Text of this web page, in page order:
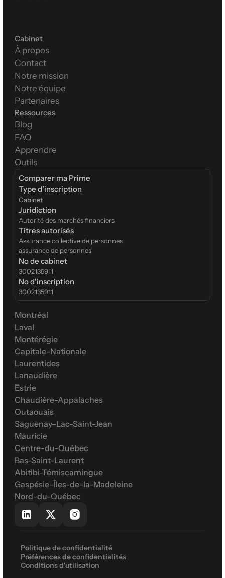
Cabinet
À propos
Contact
Notre mission
Notre équipe
Partenaires
Ressources
Blog
FAQ
Apprendre
Outils
Comparer ma Prime
Type d’inscription
Cabinet
Juridiction
Autorité des marchés financiers
Titres autorisés
Assurance collective de personnes
assurance de personnes
No de cabinet
3002135911
No d'inscription
3002135911
Montréal
Laval
Montérégie
Capitale-Nationale
Laurentides
Lanaudière
Estrie
Chaudière-Appalaches
Outaouais
Saguenay–Lac-Saint-Jean
Mauricie
Centre-du-Québec
Bas-Saint-Laurent
Abitibi-Témiscamingue
Gaspésie–Îles-de-la-Madeleine
Nord-du-Québec
Politique de confidentialité
Conditions d'utilisation
Préférences de confidentialités